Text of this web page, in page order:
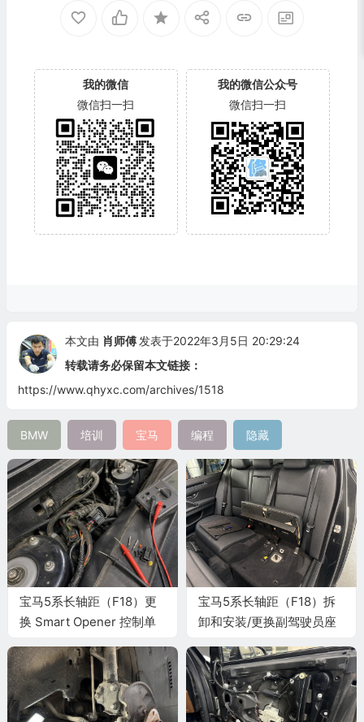
我的微信
微信扫一扫
我的微信公众号
微信扫一扫
本文由 肖师傅 发表于2022年3月5日 20:29:24
转载请务必保留本文链接：
https://www.qhyxc.com/archives/1518
BMW 培训 宝马 编程 隐藏
宝马5系长轴距（F18）更
换 Smart Opener 控制单
宝马5系长轴距（F18）拆
卸和安装/更换副驾驶员座
准